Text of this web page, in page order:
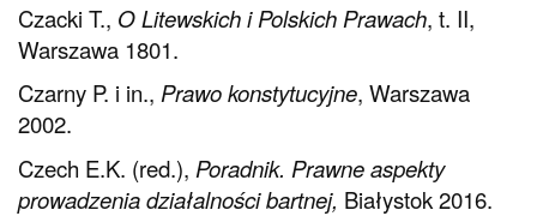
Czacki T., O Litewskich i Polskich Prawach, t. II,
Warszawa 1801.
Czarny P. i in., Prawo konstytucyjne, Warszawa
2002.
Czech E.K. (red.), Poradnik. Prawne aspekty
prowadzenia działalności bartnej, Białystok 2016.